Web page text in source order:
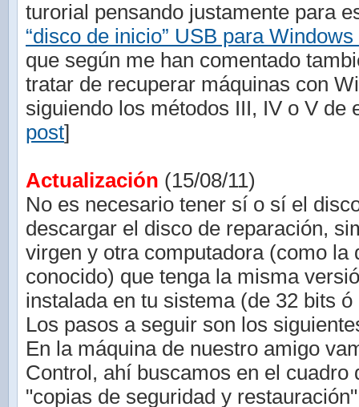
turorial pensando justamente para
“disco de inicio” USB para
que según me han comentado
tratar de recuperar máquinas con
siguiendo los métodos III, IV o V de
post]
Actualización (15/08/11)
No es necesario tener sí o sí el
descargar el disco de reparación,
virgen y otra computadora (como la
conocido) que tenga la misma
instalada en tu sistema (de 32 bits ó
Los pasos a seguir son los
En la máquina de nuestro amigo
Control, ahí buscamos en el cuadro
"copias de seguridad y